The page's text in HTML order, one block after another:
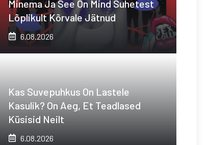
Minema Ja See On Mind Suhetest
Lõplikult Kõrvale Jätnud
6.08.2026
Kas Suvepuhkus On Lastele
Kasulik? On Aeg, Et Teadlased
Küsisid Neilt
6.08.2026